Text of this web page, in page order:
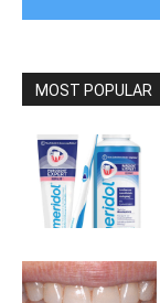
MOST POPULAR